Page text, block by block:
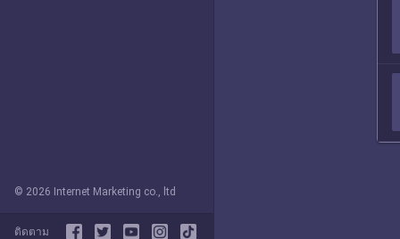
© 2026 Internet Marketing co., ltd
ติดตาม